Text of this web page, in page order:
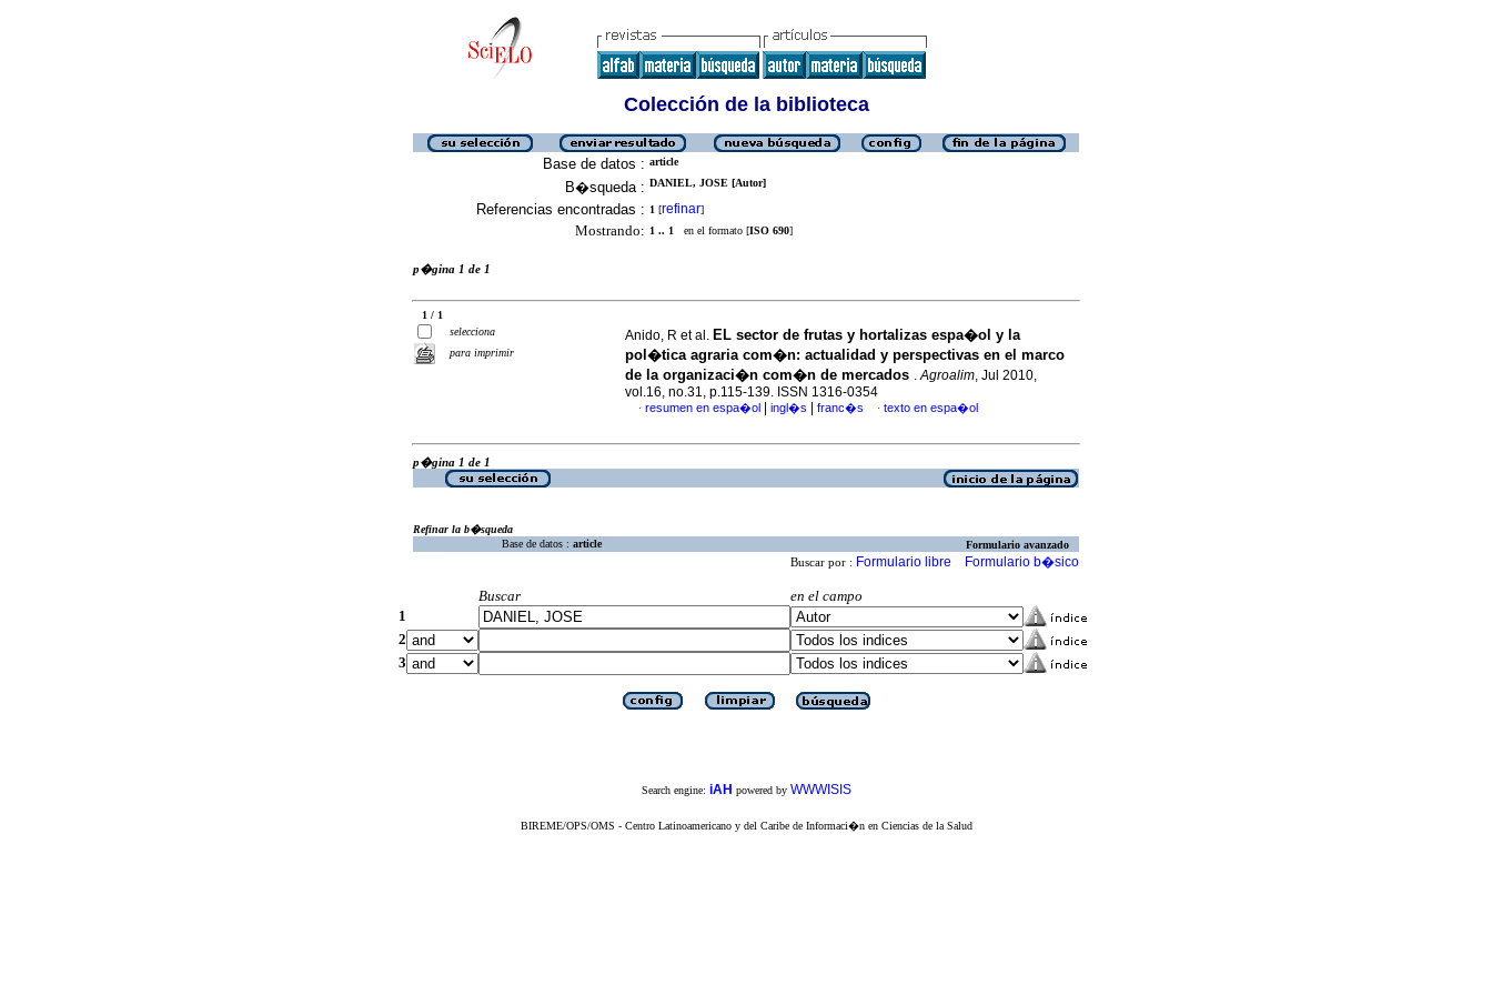
Colección de la biblioteca
Base de datos : article
B�squeda : DANIEL, JOSE [Autor]
Referencias encontradas : 1 [refinar]
Mostrando: 1 .. 1 en el formato [ISO 690]
p�gina 1 de 1
1 / 1
selecciona
para imprimir
Anido, R et al. EL sector de frutas y hortalizas espa�ol y la
pol�tica agraria com�n: actualidad y perspectivas en el marco
de la organizaci�n com�n de mercados .Agroalim, Jul 2010,
vol.16, no.31, p.115-139. ISSN 1316-0354
· resumen en espa�ol ingl�s franc�s · texto en espa�ol
p�gina 1 de 1
Refinar la b�squeda
Base de datos : article Formulario avanzado
Buscar por : Formulario libre Formulario b�sico
Buscar
en el campo
1
2
3
Search engine: iAH powered by WWWISIS
BIREME/OPS/OMS - Centro Latinoamericano y del Caribe de Informaci�n en Ciencias de la Salud